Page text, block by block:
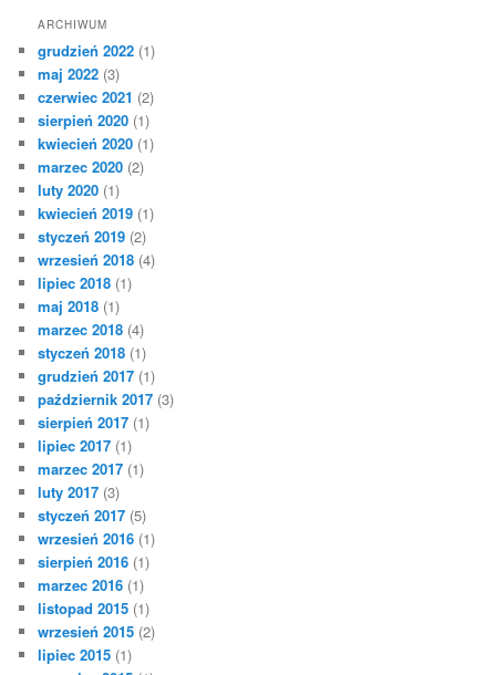
k
j
ARCHIWUM
grudzień 2022 (1)
maj 2022 (3)
czerwiec 2021 (2)
sierpień 2020 (1)
kwiecień 2020 (1)
marzec 2020 (2)
luty 2020 (1)
kwiecień 2019 (1)
styczeń 2019 (2)
wrzesień 2018 (4)
lipiec 2018 (1)
maj 2018 (1)
marzec 2018 (4)
styczeń 2018 (1)
grudzień 2017 (1)
październik 2017 (3)
sierpień 2017 (1)
lipiec 2017 (1)
marzec 2017 (1)
luty 2017 (3)
styczeń 2017 (5)
wrzesień 2016 (1)
sierpień 2016 (1)
marzec 2016 (1)
listopad 2015 (1)
wrzesień 2015 (2)
lipiec 2015 (1)